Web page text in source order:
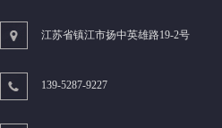
江苏省镇江市扬中英雄路19-2号
139-5287-9227